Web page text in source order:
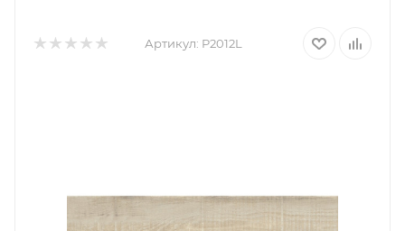
Артикул: P2012L